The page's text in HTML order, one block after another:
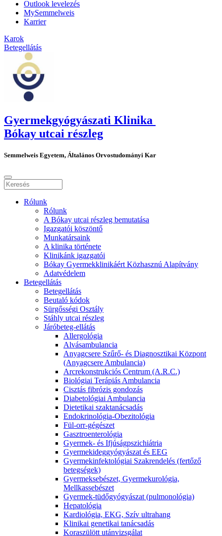
Outlook levelezés
MySemmelweis
Karrier
Karok
Betegellátás
Gyermekgyógyászati Klinika
Bókay utcai részleg
Semmelweis Egyetem, Általános Orvostudományi Kar
Rólunk
Rólunk
A Bókay utcai részleg bemutatása
Igazgatói köszöntő
Munkatársaink
A klinika története
Klinikánk igazgatói
Bókay Gyermekklinikáért Közhasznú Alapítvány
Adatvédelem
Betegellátás
Betegellátás
Beutaló kódok
Sürgősségi Osztály
Stáhly utcai részleg
Járóbeteg-ellátás
Allergológia
Alvásambulancia
Anyagcsere Szűrő- és Diagnosztikai Központ
(Anyagcsere Ambulancia)
Arcrekonstrukciós Centrum (A.R.C.)
Biológiai Terápiás Ambulancia
Cisztás fibrózis gondozás
Diabetológiai Ambulancia
Dietetikai szaktanácsadás
Endokrinológia-Obezitológia
Fül-orr-gégészet
Gasztroenterológia
Gyermek- és Ifjúságpszichiátria
Gyermekideggyógyászat és EEG
Gyermekinfektológiai Szakrendelés (fertőző
betegségek)
Gyermeksebészet, Gyermekurológia,
Mellkassebészet
Gyermek-tüdőgyógyászat (pulmonológia)
Hepatológia
Kardiológia, EKG, Szív ultrahang
Klinikai genetikai tanácsadás
Koraszülött utánvizsgálat